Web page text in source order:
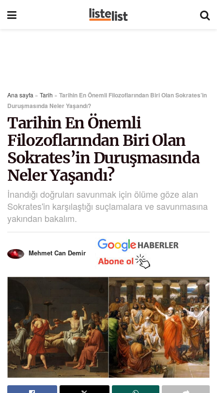
Ana sayfa » Tarih » Tarihin En Önemli Filozoflarından Biri Olan Sokrates’in
Duruşmasında Neler Yaşandı?
Tarihin En Önemli
Filozoflarından Biri Olan
Sokrates’in Duruşmasında
Neler Yaşandı?
İnandığı doğruları savunmak için ölüme göze alan
Sokrates'in karşılaştığı suçlamalara ve savunmasına
yakından bakalım.
Mehmet Can Demir